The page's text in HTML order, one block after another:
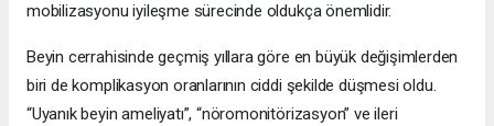
mobilizasyonu iyileşme sürecinde oldukça önemlidir.
Beyin cerrahisinde geçmiş yıllara göre en büyük değişimlerden
biri de komplikasyon oranlarının ciddi şekilde düşmesi oldu.
“Uyanık beyin ameliyatı”, “nöromonitörizasyon” ve ileri